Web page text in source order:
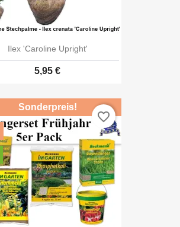
Ilex 'Caroline Upright'
5,95 €
Sonderpreis!
favorite_border